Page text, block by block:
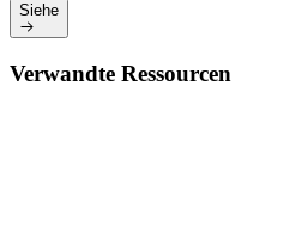
Siehe
Verwandte Ressourcen